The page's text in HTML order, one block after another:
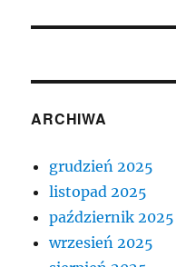
ARCHIWA
grudzień 2025
listopad 2025
październik 2025
wrzesień 2025